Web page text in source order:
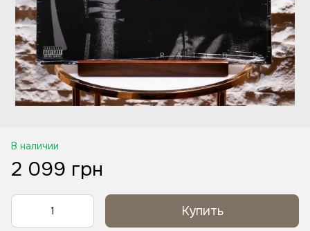
В наличии
2 099 грн
Купить